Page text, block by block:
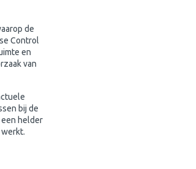
de
Control
en
van
bij de
een helder